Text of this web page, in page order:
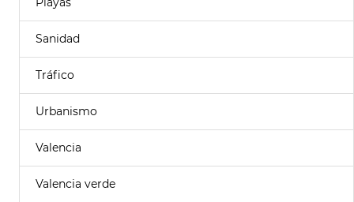
Sanidad
Tráfico
Urbanismo
Valencia
Valencia verde